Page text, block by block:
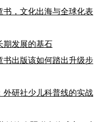
，文化出海与全球化表
期发展的基石
书出版该如何踏出升级步
外研社少儿科普线的实战